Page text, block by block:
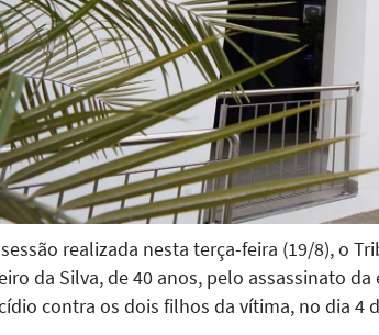
realizada nesta terça-feira (19/8), o
da Silva, de 40 anos, pelo assassinato
contra os dois filhos da vítima, no dia 4